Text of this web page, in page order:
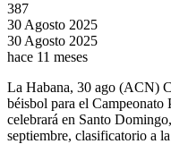
387
30 Agosto 2025
30 Agosto 2025
hace 11 meses
La Habana, 30 ago (ACN)
béisbol para el Campeonato
celebrará en Santo
septiembre, clasificatorio a